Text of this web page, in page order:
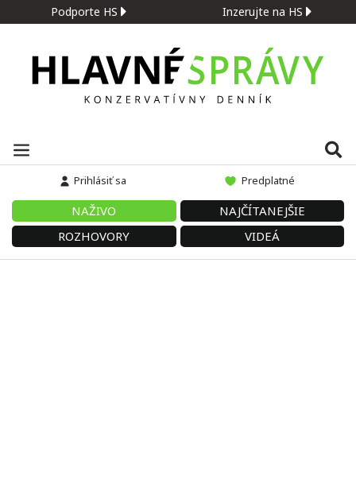
Podporte HS Inzerujte na HS
Prihlásiť sa Predplatné
NAŽIVO
NAJČÍTANEJŠIE
ROZHOVORY
VIDEÁ